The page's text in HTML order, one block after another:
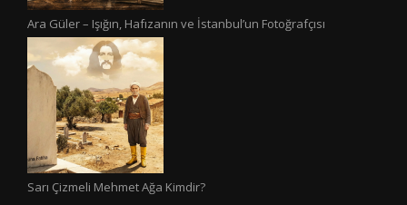
Ara Güler – Işığın, Hafızanın ve İstanbul’un Fotoğrafçısı
Sarı Çizmeli Mehmet Ağa Kimdir?